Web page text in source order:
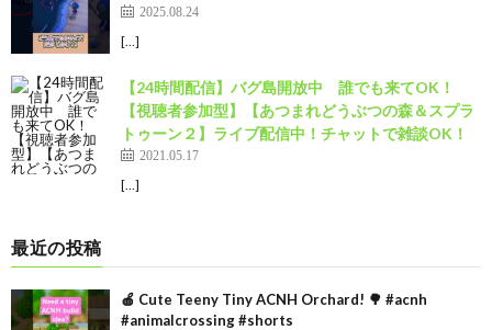
2025.08.24
[…]
【24時間配信】バグ島開放中 誰でも来てOK！
【視聴者参加型】【あつまれどうぶつの森＆スプラ
トゥーン２】ライブ配信中！チャットで雑談OK！
2021.05.17
[…]
最近の投稿
🍎 Cute Teeny Tiny ACNH Orchard! 🌳 #acnh
#animalcrossing #shorts